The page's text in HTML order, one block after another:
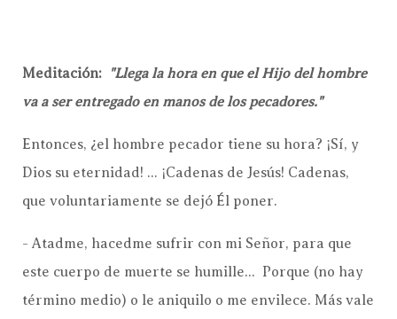
Meditación:
"Llega la hora en que el Hijo del hombre
va a ser entregado en manos de los pecadores."
Entonces, ¿el hombre pecador tiene su hora? ¡Sí, y
Dios su eternidad! ... ¡Cadenas de Jesús! Cadenas,
que voluntariamente se dejó Él poner.
- Atadme, hacedme sufrir con mi Señor, para que
este cuerpo de muerte se humille... Porque (no hay
término medio) o le aniquilo o me envilece. Más vale